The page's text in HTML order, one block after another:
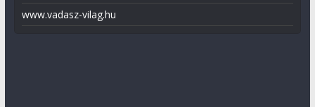
www.vadasz-vilag.hu